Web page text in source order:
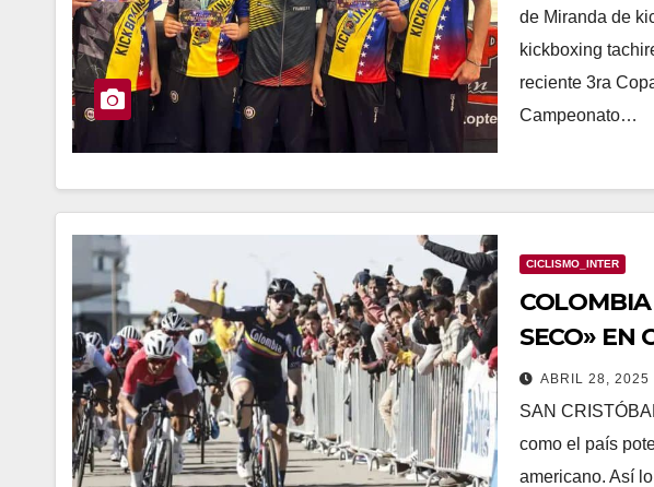
de Miranda de
kickboxing
reciente 3ra
Campeonato…
CICLISMO_INTER
COLOMBIA
SECO» EN
ABRIL 28, 2025
SAN
como el país
americano. Así